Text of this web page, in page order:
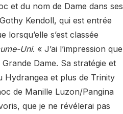
et du nom de Dame dans ses
Kendoll, qui est entrée
s’est classée
Uni. « J’ai l’impression que
Dame. Sa stratégie et
Hydrangea et plus de Trinity
de Manille Luzon/Pangina
que je ne révélerai pas